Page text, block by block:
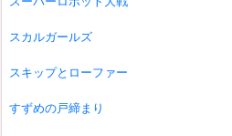
スカルガールズ
スキップとローファー
すずめの戸締まり